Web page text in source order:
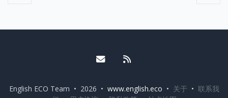
Email me
English ECO Team • 2026 • www.english.eco • 关于 • 联系我